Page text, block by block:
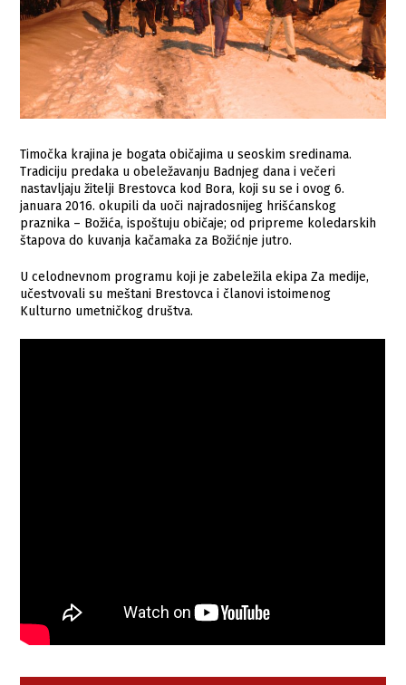
Timočka krajina je bogata običajima u seoskim sredinama.
Tradiciju predaka u obeležavanju Badnjeg dana i večeri
nastavljaju žitelji Brestovca kod Bora, koji su se i ovog 6.
januara 2016. okupili da uoči najradosnijeg hrišćanskog
praznika – Božića, ispoštuju običaje; od pripreme koledarskih
štapova do kuvanja kačamaka za Božićnje jutro.
U celodnevnom programu koji je zabeležila ekipa Za medije,
učestvovali su meštani Brestovca i članovi istoimenog
Kulturno umetničkog društva.